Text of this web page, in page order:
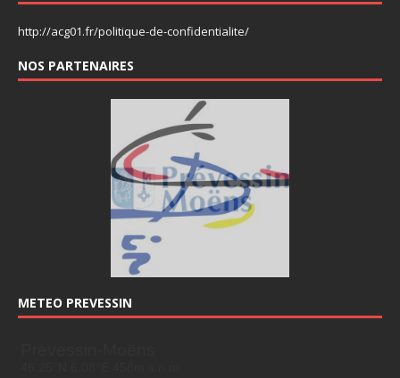
http://acg01.fr/politique-de-confidentialite/
NOS PARTENAIRES
METEO PREVESSIN